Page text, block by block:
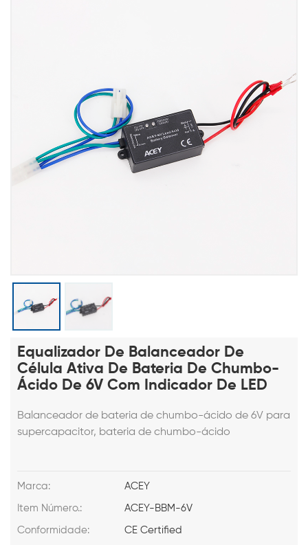
Equalizador De Balanceador De
Célula Ativa De Bateria De Chumbo-
Ácido De 6V Com Indicador De LED
Balanceador de bateria de chumbo-ácido de 6V para
supercapacitor, bateria de chumbo-ácido
Marca: ACEY
Item Número.: ACEY-BBM-6V
Conformidade: CE Certified